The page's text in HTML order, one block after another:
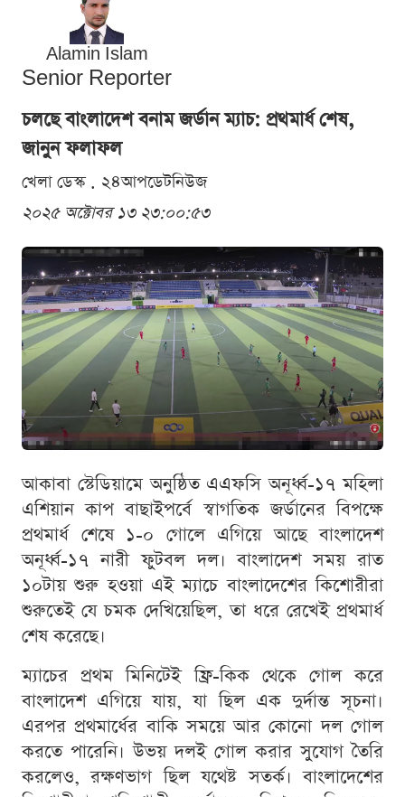
Alamin Islam
Senior Reporter
চলছে বাংলাদেশ বনাম জর্ডান ম্যাচ: প্রথমার্ধ শেষ,
জানুন ফলাফল
খেলা ডেস্ক . ২৪আপডেটনিউজ
২০২৫ অক্টোবর ১৩ ২৩:০০:৫৩
আকাবা স্টেডিয়ামে অনুষ্ঠিত এএফসি অনূর্ধ্ব-১৭ মহিলা
এশিয়ান কাপ বাছাইপর্বে স্বাগতিক জর্ডানের বিপক্ষে
প্রথমার্ধ শেষে ১-০ গোলে এগিয়ে আছে বাংলাদেশ
অনূর্ধ্ব-১৭ নারী ফুটবল দল। বাংলাদেশ সময় রাত
১০টায় শুরু হওয়া এই ম্যাচে বাংলাদেশের কিশোরীরা
শুরুতেই যে চমক দেখিয়েছিল, তা ধরে রেখেই প্রথমার্ধ
শেষ করেছে।
ম্যাচের প্রথম মিনিটেই ফ্রি-কিক থেকে গোল করে
বাংলাদেশ এগিয়ে যায়, যা ছিল এক দুর্দান্ত সূচনা।
এরপর প্রথমার্ধের বাকি সময়ে আর কোনো দল গোল
করতে পারেনি। উভয় দলই গোল করার সুযোগ তৈরি
করলেও, রক্ষণভাগ ছিল যথেষ্ট সতর্ক। বাংলাদেশের